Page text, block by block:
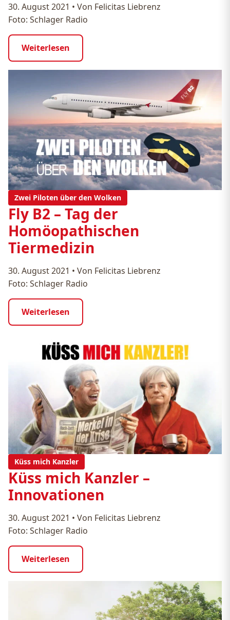
30. August 2021 • Von Felicitas Liebrenz
Foto: Schlager Radio
Weiterlesen
Zwei Piloten über den Wolken
Fly B2 – Tag der
Homöopathischen
Tiermedizin
30. August 2021 • Von Felicitas Liebrenz
Foto: Schlager Radio
Weiterlesen
Küss mich Kanzler
Küss mich Kanzler –
Innovationen
30. August 2021 • Von Felicitas Liebrenz
Foto: Schlager Radio
Weiterlesen